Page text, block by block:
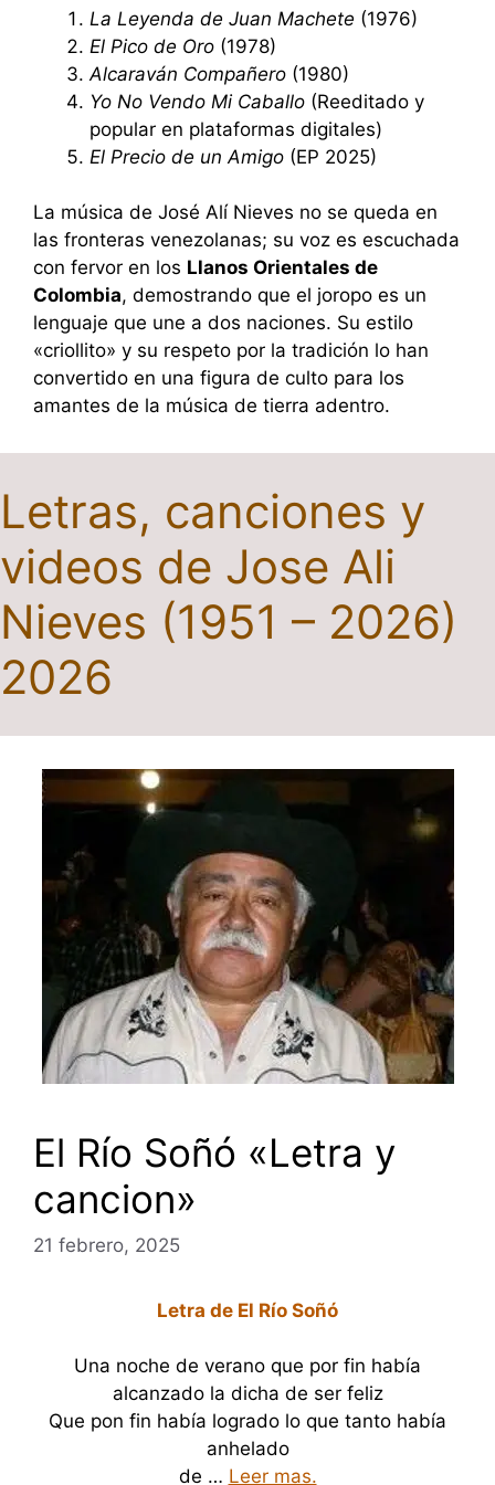
La Leyenda de Juan Machete (1976)
El Pico de Oro (1978)
Alcaraván Compañero (1980)
Yo No Vendo Mi Caballo (Reeditado y
popular en plataformas digitales)
El Precio de un Amigo (EP 2025)
La música de José Alí Nieves no se queda en
las fronteras venezolanas; su voz es escuchada
con fervor en los Llanos Orientales de
Colombia, demostrando que el joropo es un
lenguaje que une a dos naciones. Su estilo
«criollito» y su respeto por la tradición lo han
convertido en una figura de culto para los
amantes de la música de tierra adentro.
Letras, canciones y
videos de Jose Ali
Nieves (1951 – 2026)
2026
El Río Soñó «Letra y
cancion»
21 febrero, 2025
Letra de El Río Soñó
Una noche de verano que por fin había
alcanzado la dicha de ser feliz
Que pon fin había logrado lo que tanto había
anhelado
de … Leer mas.